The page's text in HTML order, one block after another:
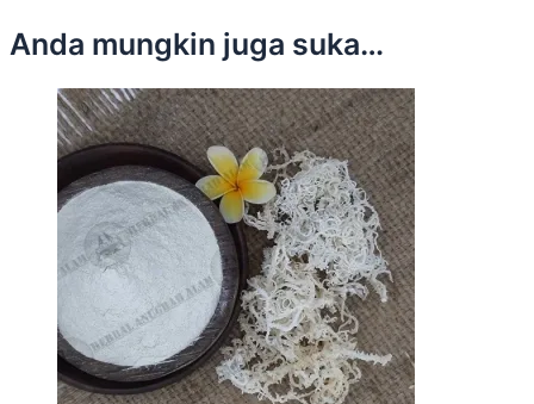
Anda mungkin juga suka…